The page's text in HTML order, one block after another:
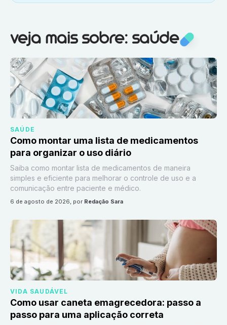
Veja mais sobre:Saúde
veja mais sobre: saúde
SAÚDE
Como montar uma lista de medicamentos
para organizar o uso diário
Saiba como montar lista de medicamentos de maneira
simples e eficiente para melhorar o controle de uso e a
comunicação entre paciente e médico.
6 de agosto de 2026, por Redação Sara
VIDA SAUDÁVEL
Como usar caneta emagrecedora: passo a
passo para uma aplicação correta